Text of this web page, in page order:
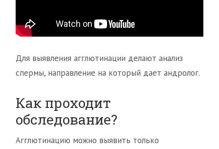
Для выявления агглютинации делают анализ
спермы, направление на который дает андролог.
Как проходит
обследование?
Агглютинацию можно выявить только